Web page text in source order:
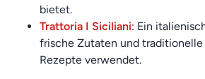
bietet.
Trattoria I Siciliani: Ein
frische Zutaten und
Rezepte verwendet.